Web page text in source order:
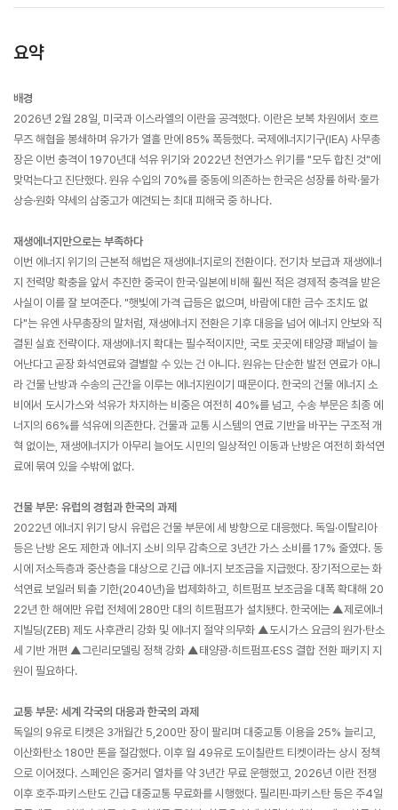
요약
배경
2026년 2월 28일, 미국과 이스라엘의 이란을 공격했다. 이란은 보복 차원에서 호르
무즈 해협을 봉쇄하며 유가가 열흘 만에 85% 폭등했다. 국제에너지기구(IEA) 사무총
장은 이번 충격이 1970년대 석유 위기와 2022년 천연가스 위기를 "모두 합친 것"에
맞먹는다고 진단했다. 원유 수입의 70%를 중동에 의존하는 한국은 성장률 하락·물가
상승·원화 약세의 삼중고가 예견되는 최대 피해국 중 하나다.
재생에너지만으로는 부족하다
이번 에너지 위기의 근본적 해법은 재생에너지로의 전환이다. 전기차 보급과 재생에너
지 전력망 확충을 앞서 추진한 중국이 한국·일본에 비해 훨씬 적은 경제적 충격을 받은
사실이 이를 잘 보여준다. "햇빛에 가격 급등은 없으며, 바람에 대한 금수 조치도 없
다"는 유엔 사무총장의 말처럼, 재생에너지 전환은 기후 대응을 넘어 에너지 안보와 직
결된 실효 전략이다. 재생에너지 확대는 필수적이지만, 국토 곳곳에 태양광 패널이 늘
어난다고 곧장 화석연료와 결별할 수 있는 건 아니다. 원유는 단순한 발전 연료가 아니
라 건물 난방과 수송의 근간을 이루는 에너지원이기 때문이다. 한국의 건물 에너지 소
비에서 도시가스와 석유가 차지하는 비중은 여전히 40%를 넘고, 수송 부문은 최종 에
너지의 66%를 석유에 의존한다. 건물과 교통 시스템의 연료 기반을 바꾸는 구조적 개
혁 없이는, 재생에너지가 아무리 늘어도 시민의 일상적인 이동과 난방은 여전히 화석연
료에 묶여 있을 수밖에 없다.
건물 부문: 유럽의 경험과 한국의 과제
2022년 에너지 위기 당시 유럽은 건물 부문에 세 방향으로 대응했다. 독일·이탈리아
등은 난방 온도 제한과 에너지 소비 의무 감축으로 3년간 가스 소비를 17% 줄였다. 동
시에 저소득층과 중산층을 대상으로 긴급 에너지 보조금을 지급했다. 장기적으로는 화
석연료 보일러 퇴출 기한(2040년)을 법제화하고, 히트펌프 보조금을 대폭 확대해 20
22년 한 해에만 유럽 전체에 280만 대의 히트펌프가 설치됐다. 한국에는 ▲제로에너
지빌딩(ZEB) 제도 사후관리 강화 및 에너지 절약 의무화 ▲도시가스 요금의 원가·탄소
세 기반 개편 ▲그린리모델링 정책 강화 ▲태양광·히트펌프·ESS 결합 전환 패키지 지
원이 필요하다.
교통 부문: 세계 각국의 대응과 한국의 과제
독일의 9유로 티켓은 3개월간 5,200만 장이 팔리며 대중교통 이용을 25% 늘리고,
이산화탄소 180만 톤을 절감했다. 이후 월 49유로 도이칠란트 티켓이라는 상시 정책
으로 이어졌다. 스페인은 중거리 열차를 약 3년간 무료 운행했고, 2026년 이란 전쟁
이후 호주·파키스탄도 긴급 대중교통 무료화를 시행했다. 필리핀·파키스탄 등은 주4일